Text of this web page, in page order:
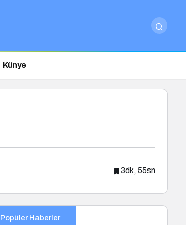
Künye
3dk, 55sn
Popüler Haberler